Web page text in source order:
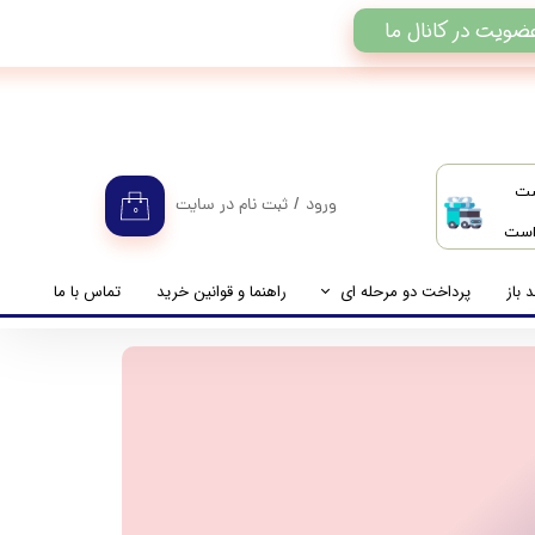
است
۰ ورود / ثبت نام در سایت
تغییر گذر واژه باز پرداخت دو مرحله ای
راهنمای پرداخت دو مرحله ای
راهنما و قوانین خرید تماس با ما
در کانال ما